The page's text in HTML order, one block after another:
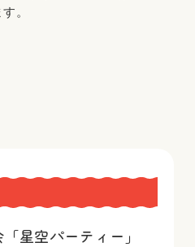
。
星空パーティー」